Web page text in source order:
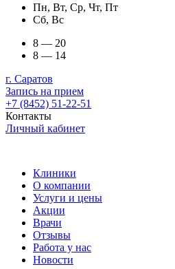
Пн, Вт, Ср, Чт, Пт
Сб, Вс
8 — 20
8 — 14
г. Саратов
Запись на прием
+7 (8452) 51-22-51
Контакты
Личный кабинет
Клиники
О компании
Услуги и цены
Акции
Врачи
Отзывы
Работа у нас
Новости